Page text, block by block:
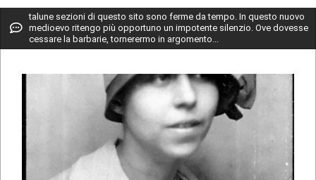
Primary
Navigation
Menu
talune sezioni di questo sito sono ferme da tempo. In questo nuovo
medioevo ritengo più opportuno un impotente silenzio. Ove dovesse
cessare la barbarie, tornerermo in argomento...